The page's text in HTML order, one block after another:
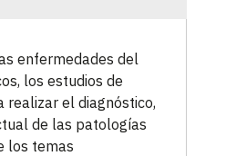
enfermedades del
los estudios de
el diagnóstico,
de las patologías
los temas